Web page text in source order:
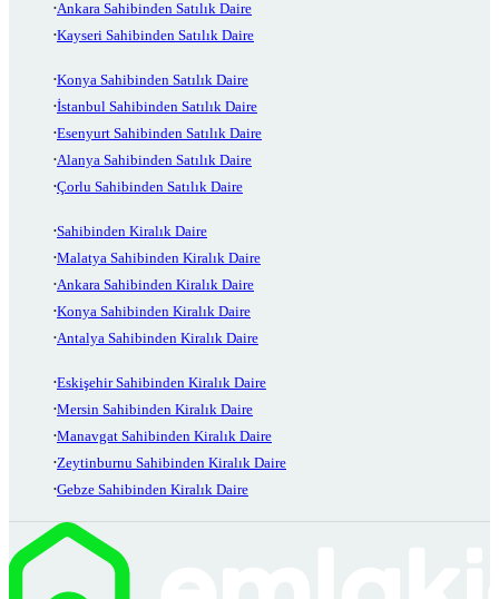
Ankara Sahibinden Satılık Daire
Kayseri Sahibinden Satılık Daire
Konya Sahibinden Satılık Daire
İstanbul Sahibinden Satılık Daire
Esenyurt Sahibinden Satılık Daire
Alanya Sahibinden Satılık Daire
Çorlu Sahibinden Satılık Daire
Sahibinden Kiralık Daire
Malatya Sahibinden Kiralık Daire
Ankara Sahibinden Kiralık Daire
Konya Sahibinden Kiralık Daire
Antalya Sahibinden Kiralık Daire
Eskişehir Sahibinden Kiralık Daire
Mersin Sahibinden Kiralık Daire
Manavgat Sahibinden Kiralık Daire
Zeytinburnu Sahibinden Kiralık Daire
Gebze Sahibinden Kiralık Daire